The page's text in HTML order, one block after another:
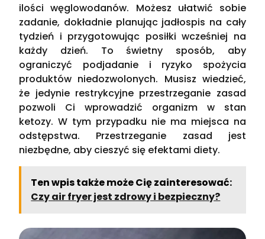
ilości węglowodanów. Możesz ułatwić sobie
zadanie, dokładnie planując jadłospis na cały
tydzień i przygotowując posiłki wcześniej na
każdy dzień. To świetny sposób, aby
ograniczyć podjadanie i ryzyko spożycia
produktów niedozwolonych. Musisz wiedzieć,
że jedynie restrykcyjne przestrzeganie zasad
pozwoli Ci wprowadzić organizm w stan
ketozy. W tym przypadku nie ma miejsca na
odstępstwa. Przestrzeganie zasad jest
niezbędne, aby cieszyć się efektami diety.
Ten wpis także może Cię zainteresować:
Czy air fryer jest zdrowy i bezpieczny?